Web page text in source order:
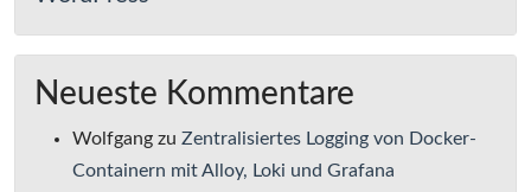
Neueste Kommentare
Wolfgang zu Zentralisiertes Logging von Docker-
Containern mit Alloy, Loki und Grafana